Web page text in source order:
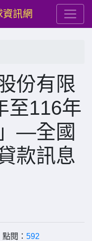
訊網
份有限
至116年
—全國
款訊息
閱： 592